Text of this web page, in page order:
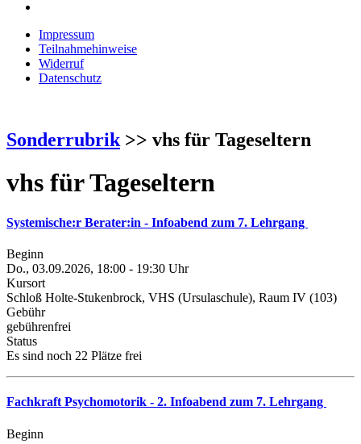
Impressum
Teilnahmehinweise
Widerruf
Datenschutz
Sonderrubrik >> vhs für Tageseltern
vhs für Tageseltern
Systemische:r Berater:in - Infoabend zum 7. Lehrgang
Beginn
Do., 03.09.2026, 18:00 - 19:30 Uhr
Kursort
Schloß Holte-Stukenbrock, VHS (Ursulaschule), Raum IV (103)
Gebühr
gebührenfrei
Status
Es sind noch 22 Plätze frei
Fachkraft Psychomotorik - 2. Infoabend zum 7. Lehrgang
Beginn